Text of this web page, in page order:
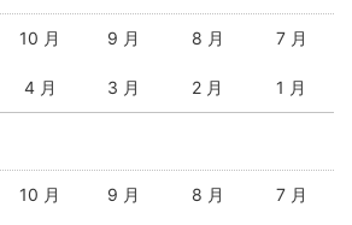
10 月 9 月 8 月 7 月
4 月 3 月 2 月 1 月
10 月 9 月 8 月 7 月